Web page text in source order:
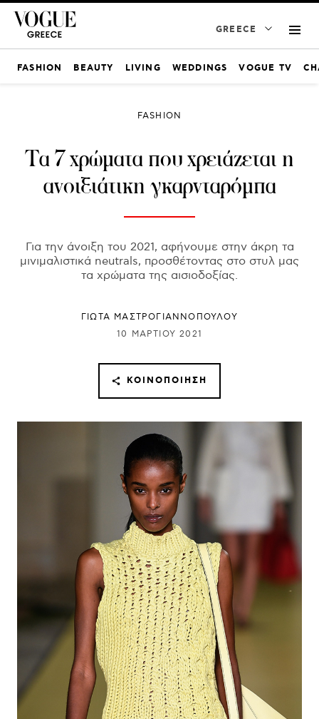
GREECE
FASHION BEAUTY LIVING WEDDINGS VOGUE TV
FASHION
Τα 7 χρώματα που χρειάζεται η
ανοιξιάτικη γκαρνταρόμπα
Για την άνοιξη του 2021, αφήνουμε στην άκρη τα
μινιμαλιστικά neutrals, προσθέτοντας στο στυλ μας
τα χρώματα της αισιοδοξίας.
ΓΙΩΤΑ ΜΑΣΤΡΟΓΙΑΝΝΟΠΟΥΛΟΥ
10 ΜΑΡΤΊΟΥ 2021
ΚΟΙΝΟΠΟΊΗΣΗ